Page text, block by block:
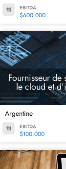
EBITDA
$600,000
Fournisseur de
le cloud et
Argentine
EBITDA
$100,000